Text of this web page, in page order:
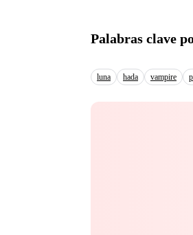
Palabras clave
luna hada vampire